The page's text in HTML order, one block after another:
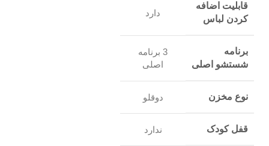
قابلیت اضافه
کردن لباس
دارد
برنامه
شستشو اصلی
3 برنامه
اصلی
نوع مخزن دوقلو
قفل کودک ندارد